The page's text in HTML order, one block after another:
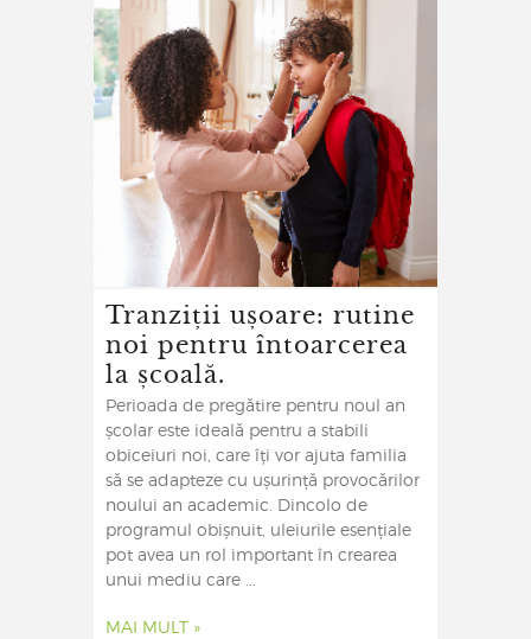
Tranziții ușoare: rutine
noi pentru întoarcerea
la școală.
Perioada de pregătire pentru noul an
școlar este ideală pentru a stabili
obiceiuri noi, care îți vor ajuta familia
să se adapteze cu ușurință provocărilor
noului an academic. Dincolo de
programul obișnuit, uleiurile esențiale
pot avea un rol important în crearea
unui mediu care ...
MAI MULT »